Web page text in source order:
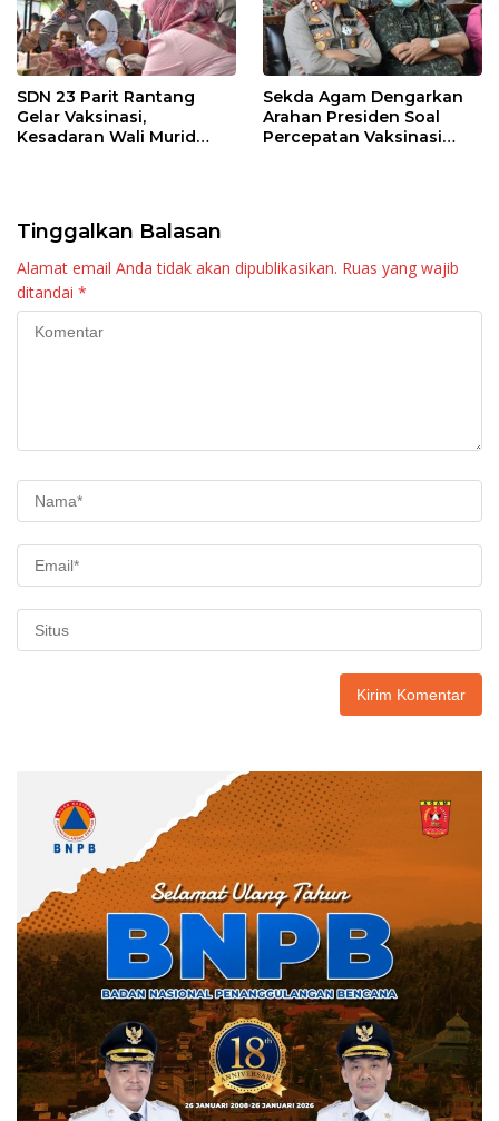
SDN 23 Parit Rantang
Gelar Vaksinasi,
Kesadaran Wali Murid
Sekda Agam Dengarkan
Arahan Presiden Soal
Percepatan Vaksinasi
Tinggalkan Balasan
Alamat email Anda tidak akan dipublikasikan. Ruas yang wajib
ditandai *